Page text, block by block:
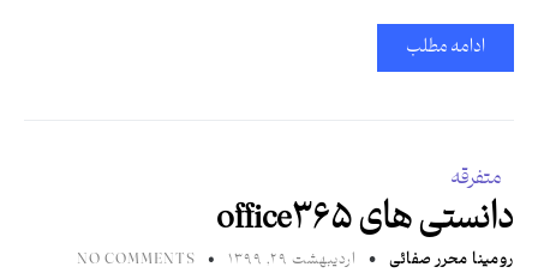
ادامه مطلب
متفرقه
دانستی های office365
رومینا محرر صفائی اردیبهشت ۲۹, ۱۳۹۹ NO COMMENTS